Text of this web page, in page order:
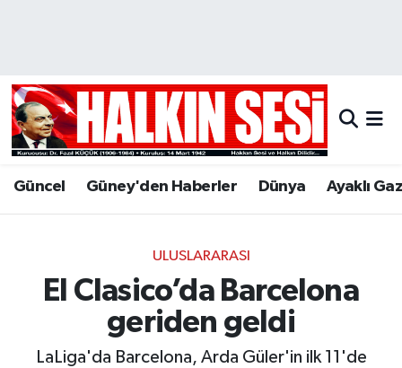
Güncel Güney'den Haberler Dünya Ayaklı
ULUSLARARASI
El Clasico’da Barcelona
geriden geldi
LaLiga'da Barcelona, Arda Güler'in ilk 11'de
Hava Durumu
Trafik Durumu
Tüm Manşetler
Son Dakika Haberleri
Haber Arşivi